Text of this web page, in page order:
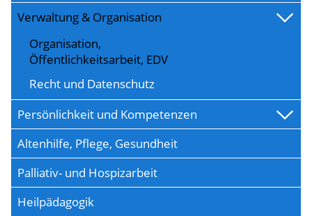
Verwaltung & Organisation
Organisation,
Öffentlichkeitsarbeit, EDV
Recht und Datenschutz
Persönlichkeit und Kompetenzen
Altenhilfe, Pflege, Gesundheit
Palliativ- und Hospizarbeit
Heilpädagogik